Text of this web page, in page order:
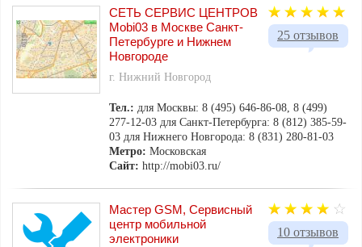
25 отзывов
СЕТЬ СЕРВИС ЦЕНТРОВ
Mobi03 в Москве Санкт-
Петербурге и Нижнем
Новгороде
г. Нижний Новгород
Тел.:для Москвы: 8 (495) 646-86-08, 8 (499)
277-12-03 для Санкт-Петербурга: 8 (812) 385-59-
03 для Нижнего Новгорода: 8 (831) 280-81-03
Метро:Московская
Сайт: http://mobi03.ru/
10 отзывов
Мастер GSM, Сервисный
центр мобильной
электроники